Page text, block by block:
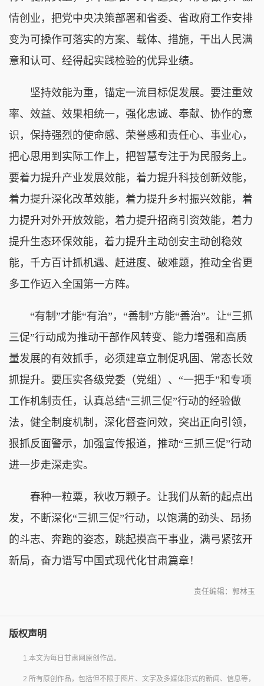
情创业，把党中央决策部署和省委、省政府工作安排
变为可操作可落实的方案、载体、措施，干出人民满
意和认可、经得起实践检验的优异业绩。
坚持效能为重，锚定一流目标促发展。要注重效
率、效益、效果相统一，强化忠诚、奉献、协作的意
识，保持强烈的使命感、荣誉感和责任心、事业心，
把心思用到实际工作上，把智慧专注于为民服务上。
要着力提升产业发展效能，着力提升科技创新效能，
着力提升深化改革效能，着力提升乡村振兴效能，着
力提升对外开放效能，着力提升招商引资效能，着力
提升生态环保效能，着力提升主动创安主动创稳效
能，千方百计抓机遇、赶进度、破难题，推动全省更
多工作迈入全国第一方阵。
“有制”才能“有治”，“善制”方能“善治”。让“三抓
三促”行动成为推动干部作风转变、能力增强和高质
量发展的有效抓手，必须建章立制促巩固、常态长效
抓提升。要压实各级党委（党组）、“一把手”和专项
工作机制责任，认真总结“三抓三促”行动的经验做
法，健全制度机制，深化督查问效，突出正向引领，
狠抓反面警示，加强宣传报道，推动“三抓三促”行动
进一步走深走实。
春种一粒粟，秋收万颗子。让我们从新的起点出
发，不断深化“三抓三促”行动，以饱满的劲头、昂扬
的斗志、奔跑的姿态，跳起摸高干事业，满弓紧弦开
新局，奋力谱写中国式现代化甘肃篇章！
责任编辑：郭林玉
版权声明
1.本文为每日甘肃网原创作品。
2.所有原创作品，包括但不限于图片、文字及多媒体形式的新闻、信息等，